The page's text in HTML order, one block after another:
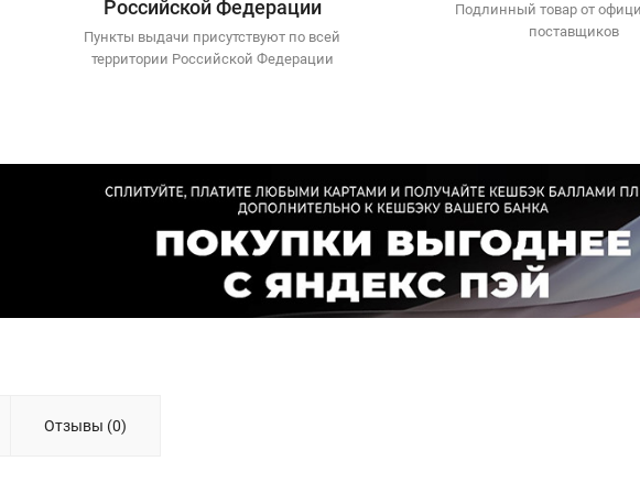
Российской Федерации
Пункты выдачи присутствуют по всей
территории Российской Федерации
Подлинный товар от
поставщиков
Отзывы (0)